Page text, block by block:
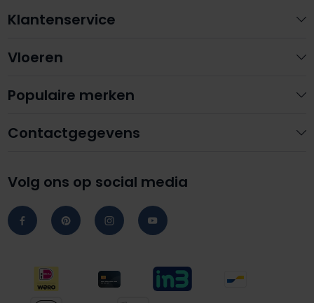
Contactgegevens
Volg ons op social media
Klantenservice
Vloeren
Populaire merken